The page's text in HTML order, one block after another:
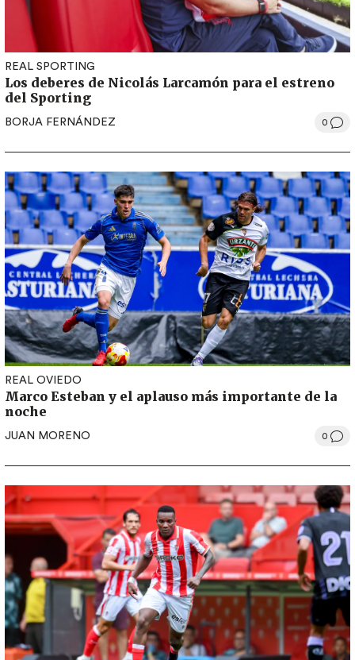
REAL SPORTING
Los deberes de Nicolás Larcamón para el estreno
del Sporting
BORJA FERNÁNDEZ 0
REAL OVIEDO
Marco Esteban y el aplauso más importante de la
noche
JUAN MORENO 0